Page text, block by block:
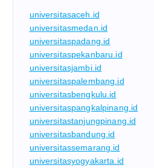
universitasaceh.id
universitasmedan.id
universitaspadang.id
universitaspekanbaru.id
universitasjambi.id
universitaspalembang.id
universitasbengkulu.id
universitaspangkalpinang.id
universitastanjungpinang.id
universitasbandung.id
universitassemarang.id
universitasyogyakarta.id